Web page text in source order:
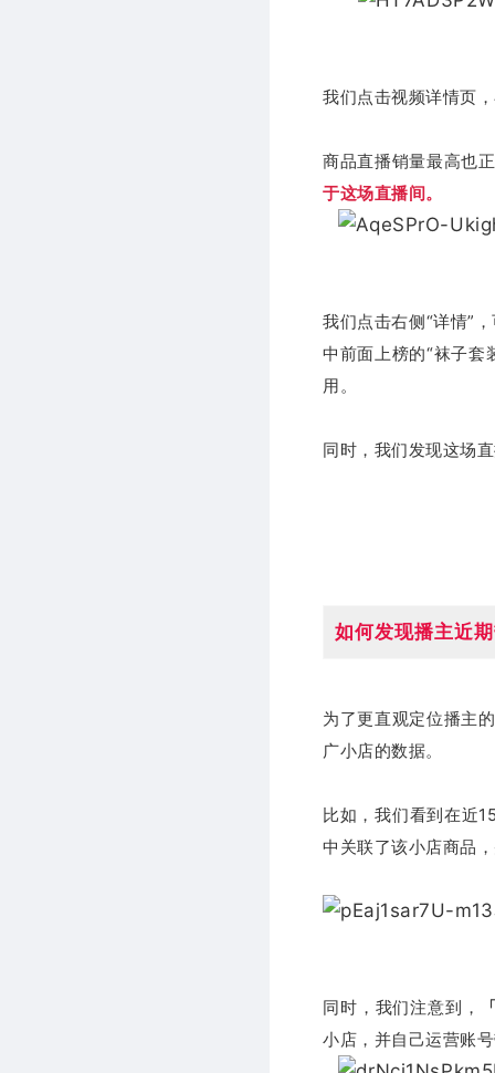
我们点击视频详情页
商品直播销量最高也
于这场直播间。
我们点击右侧“详情”
中前面上榜的“袜子套
用。
同时，我们发现这场
如何发现播主近
为了更直观定位播主
广小店的数据。
比如，我们看到在近
中关联了该小店商品
同时，我们注意到，
小店，并自己运营账